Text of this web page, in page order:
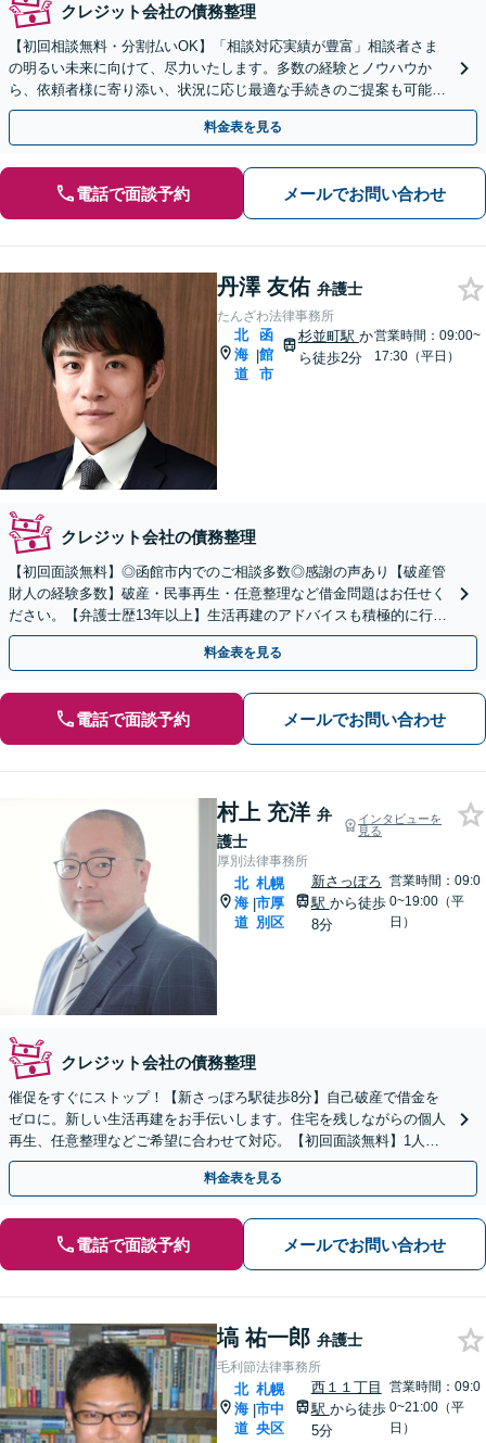
クレジット会社の債務整理
【初回相談無料・分割払いOK】「相談対応実績が豊富」相談者さま
の明るい未来に向けて、尽力いたします。多数の経験とノウハウか
ら、依頼者様に寄り添い、状況に応じ最適な手続きのご提案も可能。
手続きや交渉などは弁護士が対応【休日・夜間相談可】
料金表を見る
電話で面談予約 メールでお問い合わせ
丹澤 友佑 弁護士
たんざわ法律事務所
北
海
道
|
函
館
市
杉並町駅 か
ら徒歩2分
営業時間：09:00~
17:30（平日）
クレジット会社の債務整理
【初回面談無料】◎函館市内でのご相談多数◎感謝の声あり【破産管
財人の経験多数】破産・民事再生・任意整理など借金問題はお任せく
ださい。【弁護士歴13年以上】生活再建のアドバイスも積極的に行っ
ております。【夜間・休日対応可能】
料金表を見る
電話で面談予約 メールでお問い合わせ
村上 充洋 弁
護士
インタビューを
見る
厚別法律事務所
北
海
道
|
札幌
市厚
別区
新さっぽろ
駅 から徒歩
8分
営業時間：09:0
0~19:00（平
日）
クレジット会社の債務整理
催促をすぐにストップ！【新さっぽろ駅徒歩8分】自己破産で借金を
ゼロに。新しい生活再建をお手伝いします。住宅を残しながらの個人
再生、任意整理などご希望に合わせて対応。【初回面談無料】1人で
抱え込まず、お気軽にご相談ください。
料金表を見る
電話で面談予約 メールでお問い合わせ
塙 祐一郎 弁護士
毛利節法律事務所
北
海
道
|
札幌
市中
央区
西１１丁目
駅 から徒歩
5分
営業時間：09:0
0~21:00（平
日）